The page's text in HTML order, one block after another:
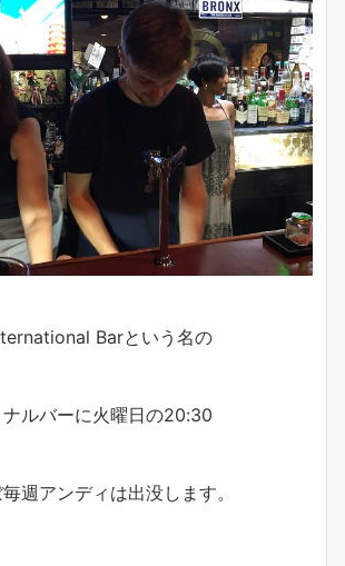
Barという名の
ルバーに火曜日の20:30
週アンディは出没します。